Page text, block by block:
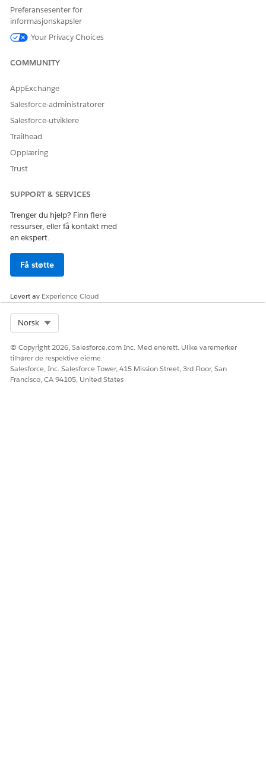
Opprette og tilpasse undersøkelser
HJALP DENNE ARTIKKELEN MED Å LØSE PROBLEMET DITT?
Preferansesenter for
informasjonskapsler
Your Privacy Choices
COMMUNITY
AppExchange
Salesforce-administratorer
Salesforce-utviklere
Trailhead
Opplæring
Trust
SUPPORT & SERVICES
Trenger du hjelp? Finn flere
ressurser, eller få kontakt med
en ekspert.
Få støtte
Levert av Experience Cloud
Norsk
© Copyright 2026, Salesforce.com Inc. Med enerett. Ulike varemerker
tilhører de respektive eierne.
Salesforce, Inc. Salesforce Tower, 415 Mission Street, 3rd Floor, San
Francisco, CA 94105, United States